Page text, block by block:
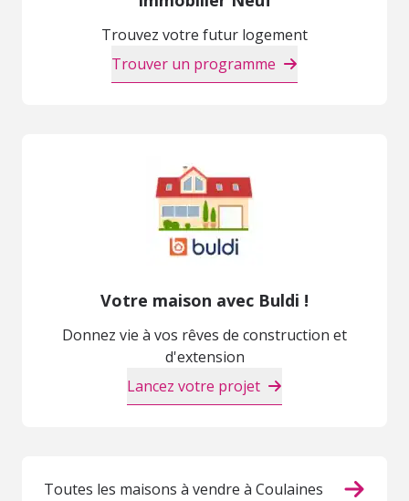
Trouvez votre futur logement
Trouver un programme
Votre maison avec Buldi !
Donnez vie à vos rêves de construction et
d'extension
Lancez votre projet
Toutes les maisons à vendre à Coulaines